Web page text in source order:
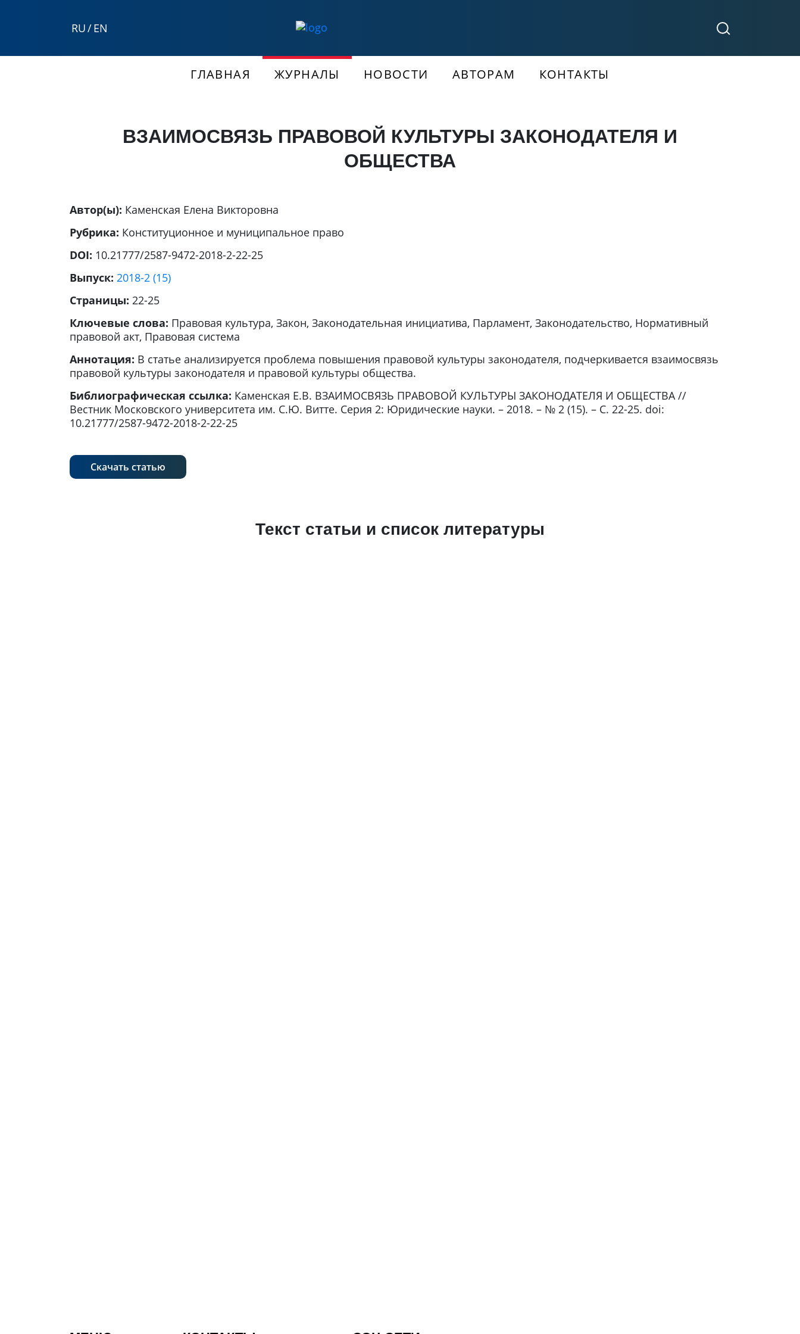
RU/EN
ГЛАВНАЯ ЖУРНАЛЫ НОВОСТИ АВТОРАМ КОНТАКТЫ
ВЗАИМОСВЯЗЬ ПРАВОВОЙ КУЛЬТУРЫ ЗАКОНОДАТЕЛЯ И
ОБЩЕСТВА
Автор(ы): Каменская Елена Викторовна
Рубрика: Конституционное и муниципальное право
DOI: 10.21777/2587-9472-2018-2-22-25
Выпуск: 2018-2 (15)
Страницы: 22-25
Ключевые слова: Правовая культура, Закон, Законодательная инициатива, Парламент, Законодательство, Нормативный
правовой акт, Правовая система
Аннотация: В статье анализируется проблема повышения правовой культуры законодателя, подчеркивается взаимосвязь
правовой культуры законодателя и правовой культуры общества.
Библиографическая ссылка: Каменская Е.В. ВЗАИМОСВЯЗЬ ПРАВОВОЙ КУЛЬТУРЫ ЗАКОНОДАТЕЛЯ И ОБЩЕСТВА //
Вестник Московского университета им. С.Ю. Витте. Серия 2: Юридические науки. – 2018. – № 2 (15). – С. 22-25. doi:
10.21777/2587-9472-2018-2-22-25
Скачать статью
Текст статьи и список литературы